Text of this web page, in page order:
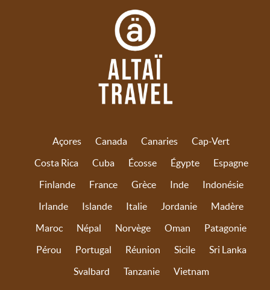
Açores Canada Canaries
Cap-Vert
Costa Rica
Cuba Écosse Égypte
Espagne
Finlande
France Grèce Inde
Indonésie
Irlande
Islande Italie Jordanie
Madère
Maroc
Népal Norvège Oman
Patagonie
Pérou
Portugal Réunion Sicile
Sri Lanka
Svalbard
Tanzanie Vietnam